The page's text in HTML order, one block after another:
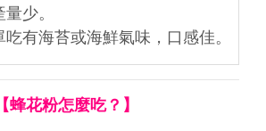
量少。
吃有海苔或海鮮氣味，口感佳。
【蜂花粉怎麼吃？】